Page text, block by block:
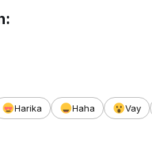
Harika Haha Vay